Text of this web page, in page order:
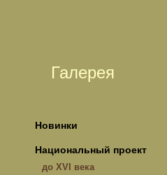
Галерея
Новинки
Национальный проект
до XVI века